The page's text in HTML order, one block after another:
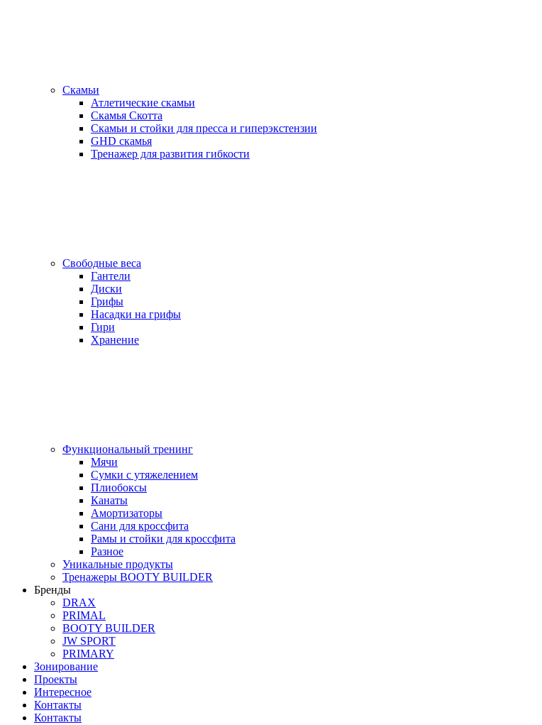
Скамьи
Атлетические скамьи
Скамья Скотта
Скамьи и стойки для пресса и гиперэкстензии
GHD скамья
Тренажер для развития гибкости
Свободные веса
Гантели
Диски
Грифы
Насадки на грифы
Гири
Хранение
Функциональный тренинг
Мячи
Сумки с утяжелением
Плиобоксы
Канаты
Амортизаторы
Сани для кроссфита
Рамы и стойки для кроссфита
Разное
Уникальные продукты
Тренажеры BOOTY BUILDER
Бренды
DRAX
PRIMAL
BOOTY BUILDER
JW SPORT
PRIMARY
Зонирование
Проекты
Интересное
Контакты
Контакты